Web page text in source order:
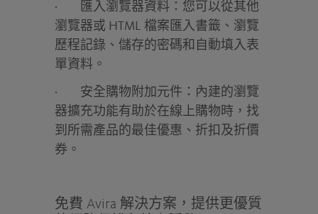
· 匯入瀏覽器資料： 您可以從其他
瀏覽器或 HTML 檔案匯入書籤、瀏覽
歷程記錄、儲存的密碼和自動填入表
單資料。
· 安全購物附加元件：
內建的瀏覽
器擴充功能有助於在線上購物時，找
到所需產品的最佳優惠、折扣及折價
券。
免費 Avira 解決方案，提供更優質